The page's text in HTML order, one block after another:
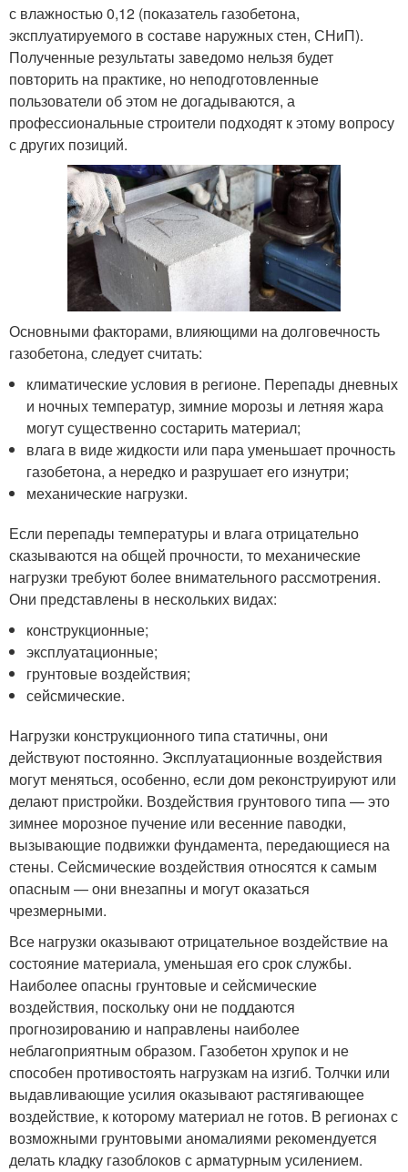
с влажностью 0,12 (показатель газобетона,
эксплуатируемого в составе наружных стен, СНиП).
Полученные результаты заведомо нельзя будет
повторить на практике, но неподготовленные
пользователи об этом не догадываются, а
профессиональные строители подходят к этому вопросу
с других позиций.
Основными факторами, влияющими на долговечность
газобетона, следует считать:
климатические условия в регионе. Перепады дневных
и ночных температур, зимние морозы и летняя жара
могут существенно состарить материал;
влага в виде жидкости или пара уменьшает прочность
газобетона, а нередко и разрушает его изнутри;
механические нагрузки.
Если перепады температуры и влага отрицательно
сказываются на общей прочности, то механические
нагрузки требуют более внимательного рассмотрения.
Они представлены в нескольких видах:
конструкционные;
эксплуатационные;
грунтовые воздействия;
сейсмические.
Нагрузки конструкционного типа статичны, они
действуют постоянно. Эксплуатационные воздействия
могут меняться, особенно, если дом реконструируют или
делают пристройки. Воздействия грунтового типа — это
зимнее морозное пучение или весенние паводки,
вызывающие подвижки фундамента, передающиеся на
стены. Сейсмические воздействия относятся к самым
опасным — они внезапны и могут оказаться
чрезмерными.
Все нагрузки оказывают отрицательное воздействие на
состояние материала, уменьшая его срок службы.
Наиболее опасны грунтовые и сейсмические
воздействия, поскольку они не поддаются
прогнозированию и направлены наиболее
неблагоприятным образом. Газобетон хрупок и не
способен противостоять нагрузкам на изгиб. Толчки или
выдавливающие усилия оказывают растягивающее
воздействие, к которому материал не готов. В регионах с
возможными грунтовыми аномалиями рекомендуется
делать кладку газоблоков с арматурным усилением.